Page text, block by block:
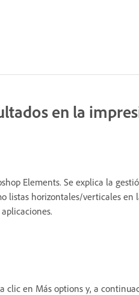
en la
Elements. Se explica la
listas horizontales/verticales
en Más options y, a